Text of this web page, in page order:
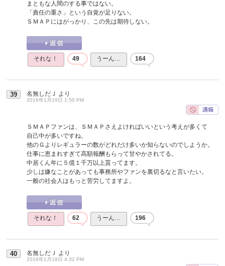
まともな人間のする事ではない。
「責任の重さ」という自覚が足りない。
ＳＭＡＰにはがっかり、この先は期待しない。
それな！ 49 うーん… 164
39 名無しだＪ より
2016年1月19日 1:50 PM
ＳＭＡＰファンは、ＳＭＡＰさえよければいいという考えが多くて
自己中が多いですね。
他のＧよりレギュラーの数がどれだけ多いか知らないのでしようか。
仕事に恵まれすぎて高額報酬もらって甘やかされてる。
中居くん年に５億１千万以上貰ってます。
少しは嫌なことがあっても事務所やファンを裏切るなと言いたい。
一般の社会人はもっと苦労してますよ。
それな！ 62 うーん… 196
40 名無しだＪ より
2016年1月19日 4:32 PM